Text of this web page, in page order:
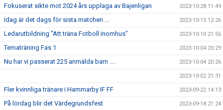
Fokuserat sikte mot 2024 års upplaga av Bajenligan 2023-10-28 11:49
Idag är det dags för sista matchen ... 2023-10-15 12:26
Ledarutbildning "Att träna Fotboll inomhus" 2023-10-10 21:56
Tematräning Fas 1 2023-10-04 20:29
Nu har vi passerat 225 anmälda barn .... 2023-10-04 20:26
2023-10-02 21:31
Fler kvinnliga tränare i Hammarby IF FF 2023-09-22 14:13
På lördag blir det Värdegrundsfest 2023-09-18 21:24